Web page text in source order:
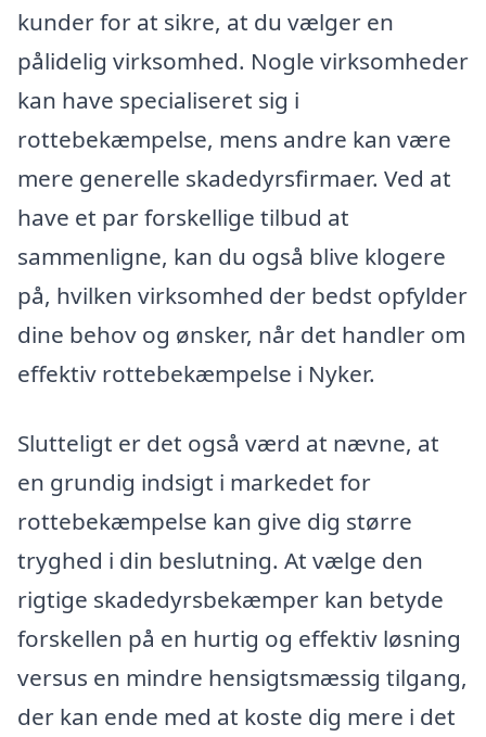
kunder for at sikre, at du vælger en
pålidelig virksomhed. Nogle virksomheder
kan have specialiseret sig i
rottebekæmpelse, mens andre kan være
mere generelle skadedyrsfirmaer. Ved at
have et par forskellige tilbud at
sammenligne, kan du også blive klogere
på, hvilken virksomhed der bedst opfylder
dine behov og ønsker, når det handler om
effektiv rottebekæmpelse i Nyker.
Slutteligt er det også værd at nævne, at
en grundig indsigt i markedet for
rottebekæmpelse kan give dig større
tryghed i din beslutning. At vælge den
rigtige skadedyrsbekæmper kan betyde
forskellen på en hurtig og effektiv løsning
versus en mindre hensigtsmæssig tilgang,
der kan ende med at koste dig mere i det